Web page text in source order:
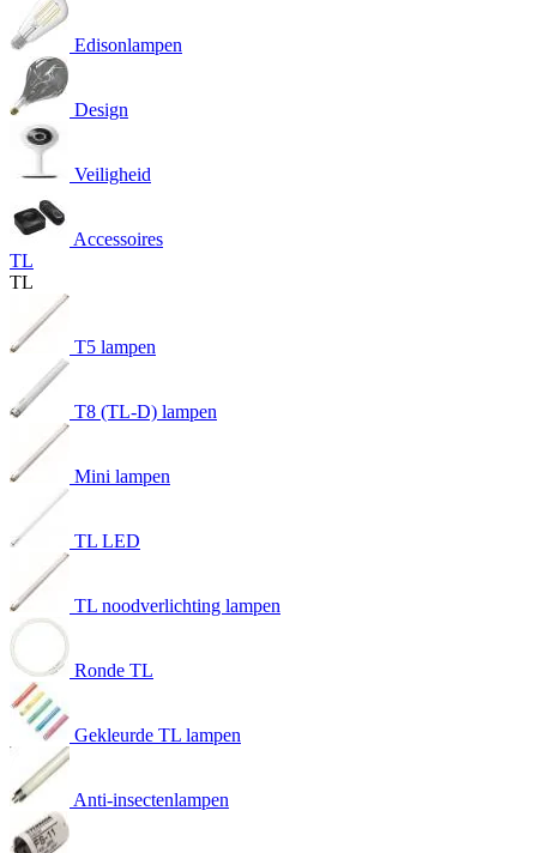
Edisonlampen
Design
Veiligheid
Accessoires
TL
TL
T5 lampen
T8 (TL-D) lampen
Mini lampen
TL LED
TL noodverlichting lampen
Ronde TL
Gekleurde TL lampen
Anti-insectenlampen